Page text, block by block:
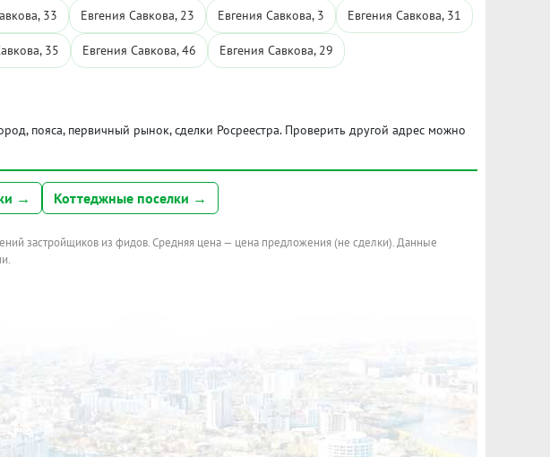
33 Евгения Савкова, 23 Евгения Савкова, 3 Евгения Савкова, 31
35 Евгения Савкова, 46 Евгения Савкова, 29
пояса, первичный рынок, сделки Росреестра. Проверить другой адрес можно
→ Коттеджные поселки →
застройщиков из фидов. Средняя цена — цена предложения (не сделки). Данные